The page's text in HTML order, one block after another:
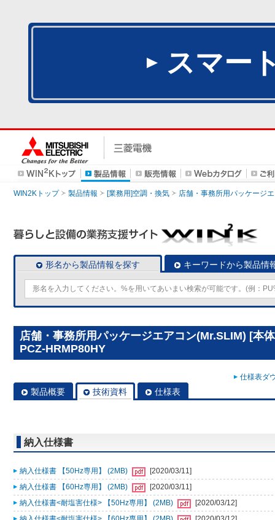
スマー
WIN2Kトップ 製品情報 [業務用]空調・換気 店舗・事務所用パッケージ
形名から製品情報を探す キーワードから製品情
店舗・事務所用パッケージエアコン(Mr.SLIM) [本
PCZ-HRMP80HY
仕様表ダ
製品概要 技術資料 仕様表
納入仕様書
納入仕様書 【50Hz専用】 (2MB)
[2020/03/11]
納入仕様書 【60Hz専用】 (2MB)
[2020/03/11]
納入仕様書<耐塩害仕様> 【50Hz専用】 (2MB)
[2020/03/12]